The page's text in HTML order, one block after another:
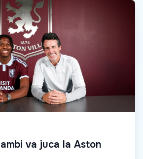
va juca la Aston